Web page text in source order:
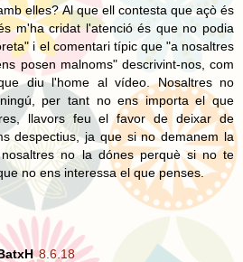
elles? Al que ell contesta que açò és
m'ha cridat l'atenció és que no podia
i el comentari típic que "a nosaltres
posen malnoms" descrivint-nos, com
diu l'home al vídeo. Nosaltres no
per tant no ens importa el que
llavors feu el favor de deixar de
despectius, ja que si no demanem la
no la dónes perquè si no te
no ens interessa el que penses.
8.6.18